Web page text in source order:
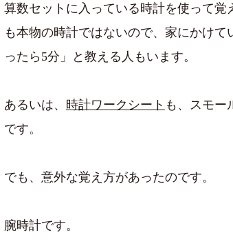
算数セットに入っている時計を使って
も本物の時計ではないので、家にかけ
ったら5分」と教える人もいます。
あるいは、 時計ワークシート も、スモー
です。
でも、意外な覚え方があったのです。
腕時計です。